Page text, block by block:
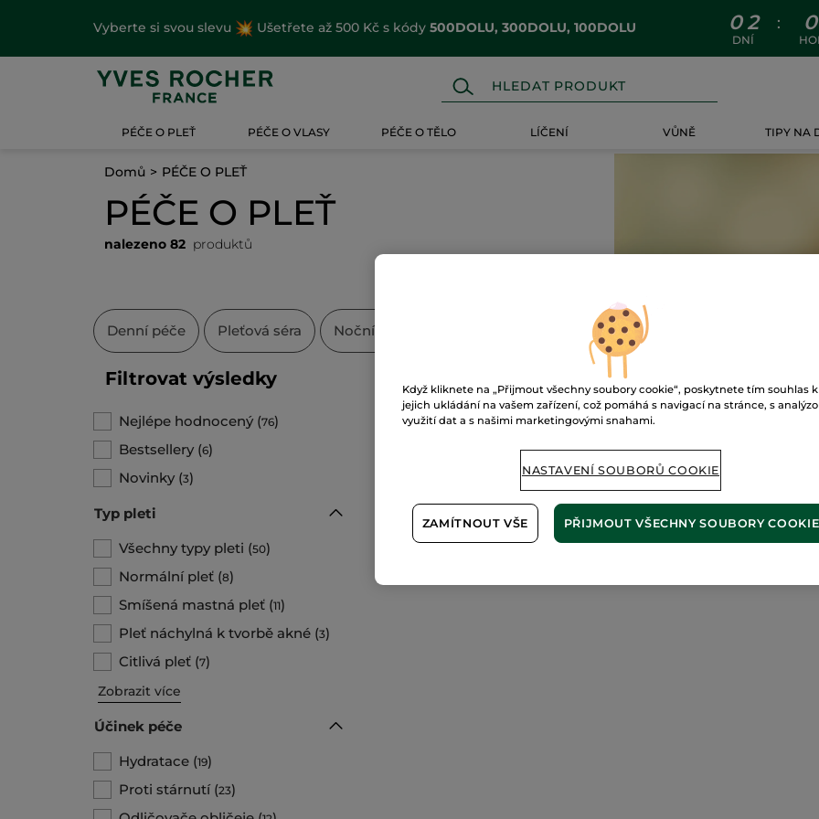
Vyberte si svou slevu Ušetřete až 500 Kč s kódy 500DOLU, 300DOLU, 100DOLU 0 2
DNÍ
: 0
PÉČE O PLEŤ PÉČE O VLASY PÉČE O TĚLO LÍČENÍ VŮNĚ TIPY NA
Domů PÉČE O PLEŤ
PÉČE O PLEŤ
nalezeno 82 produktů
Denní péče Pleťová séra Noční péče Čisticí gely
Filtrovat výsledky
Nejlépe hodnocený (76)
Bestsellery (6)
Novinky (3)
Typ pleti
Všechny typy pleti (50)
Normální pleť (8)
Smíšená mastná pleť (11)
Pleť náchylná k tvorbě akné (3)
Citlivá pleť (7)
Zobrazit více
Účinek péče
Hydratace (19)
Proti stárnutí(23)
Když kliknete na „Přijmout všechny soubory cookie“, poskytnete tím souhlas k
jejich ukládání na vašem zařízení, což pomáhá s navigací na stránce, s
využití dat a s našimi marketingovými snahami.
NASTAVENÍ SOUBORŮ COOKIE
ZAMÍTNOUT VŠE PŘIJMOUT VŠECHNY SOUBORY COOKIE